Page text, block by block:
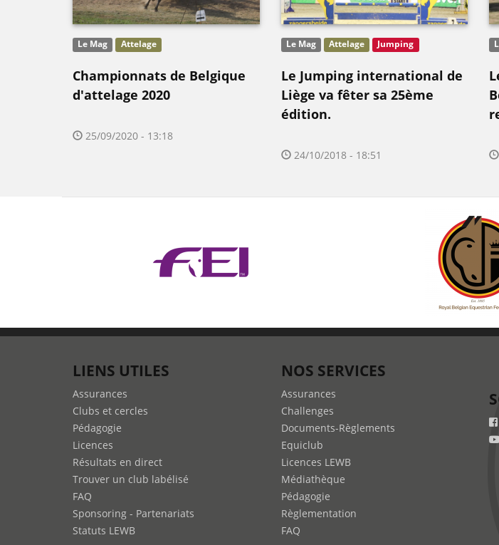
Le Mag Attelage
Championnats de Belgique
d'attelage 2020
25/09/2020 - 13:18
Le Mag Attelage Jumping
Le Jumping international de
Liège va fêter sa 25ème
édition.
24/10/2018 - 18:51
LIENS UTILES
Assurances
Clubs et cercles
Pédagogie
Licences
Résultats en direct
Trouver un club labélisé
FAQ
Sponsoring - Partenariats
Statuts LEWB
NOS SERVICES
Assurances
Challenges
Documents-Règlements
Equiclub
Licences LEWB
Médiathèque
Pédagogie
Règlementation
FAQ